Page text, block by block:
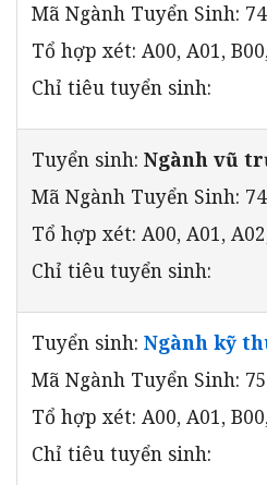
Mã Ngành Tuyển Sinh:
Tổ hợp xét: A00, A01,
Chỉ tiêu tuyển sinh:
Tuyển sinh: Ngành vũ
Mã Ngành Tuyển Sinh:
Tổ hợp xét: A00, A01,
Chỉ tiêu tuyển sinh:
Tuyển sinh: Ngành kỹ
Mã Ngành Tuyển Sinh:
Tổ hợp xét: A00, A01,
Chỉ tiêu tuyển sinh: